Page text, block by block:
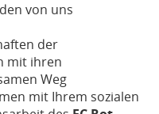
von uns
der
mit ihren
Weg
mit Ihrem sozialen